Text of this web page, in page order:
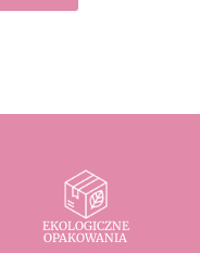
EKOLOGICZNE
OPAKOWANIA